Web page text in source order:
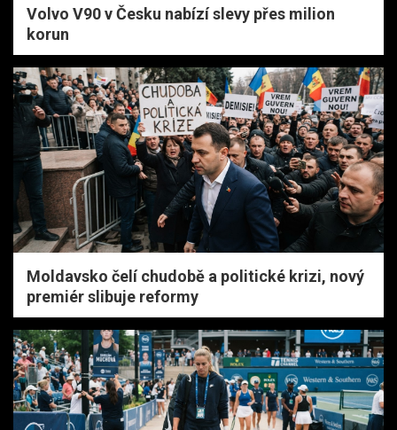
Volvo V90 v Česku nabízí slevy přes milion
korun
Moldavsko čelí chudobě a politické krizi, nový
premiér slibuje reformy